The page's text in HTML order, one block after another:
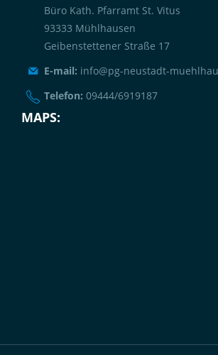
Büro Kath. Pfarramt St. Vitus
93333 Mühlhausen
Geibenstettener Straße 17
E-mail: info@pg-neustadt-
Telefon: 09444/6919187
MAPS: